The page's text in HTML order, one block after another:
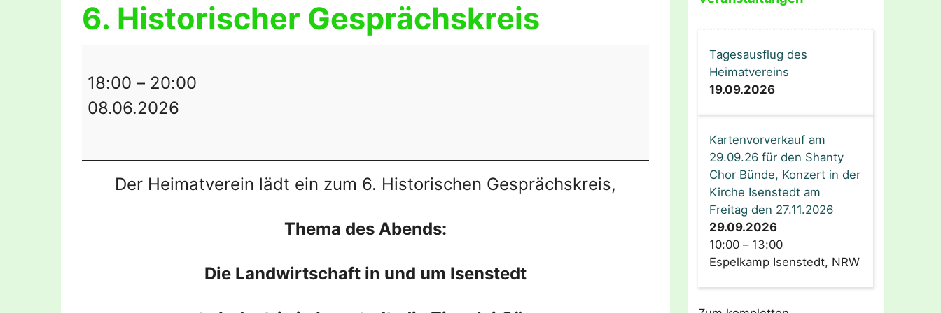
6. Historischer Gesprächskreis
Historischer
Gesprächskreis
18:00 – 20:00
08.06.2026
Der Heimatverein lädt ein zum 6. Historischen Gesprächskreis,
Thema des Abends:
Die Landwirtschaft in und um Isenstedt
Tagesausflug des
Heimatvereins
19.09.2026
Kartenvorverkauf am
29.09.26 für den Shanty
Chor Bünde, Konzert in der
Kirche Isenstedt am
Freitag den 27.11.2026
29.09.2026
10:00 – 13:00
Espelkamp Isenstedt, NRW